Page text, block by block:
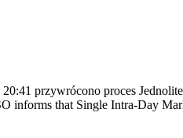
przywrócono proces
informs that Single Intra-Day